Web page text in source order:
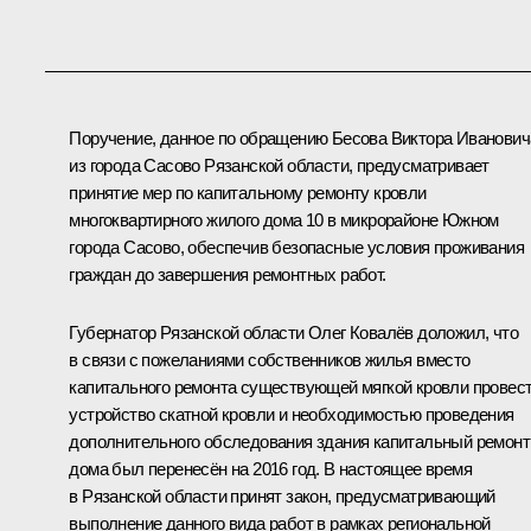
Поручение, данное по обращению Бесова Виктора
из города Сасово Рязанской области, предусматривает
принятие мер по капитальному ремонту кровли
многоквартирного жилого дома 10 в микрорайоне Южном
города Сасово, обеспечив безопасные условия проживания
граждан до завершения ремонтных работ.
Губернатор Рязанской области Олег Ковалёв доложил, что
в связи с пожеланиями собственников жилья вместо
капитального ремонта существующей мягкой кровли
устройство скатной кровли и необходимостью проведения
дополнительного обследования здания капитальный ремонт
дома был перенесён на 2016 год. В настоящее время
в Рязанской области принят закон, предусматривающий
выполнение данного вида работ в рамках региональной